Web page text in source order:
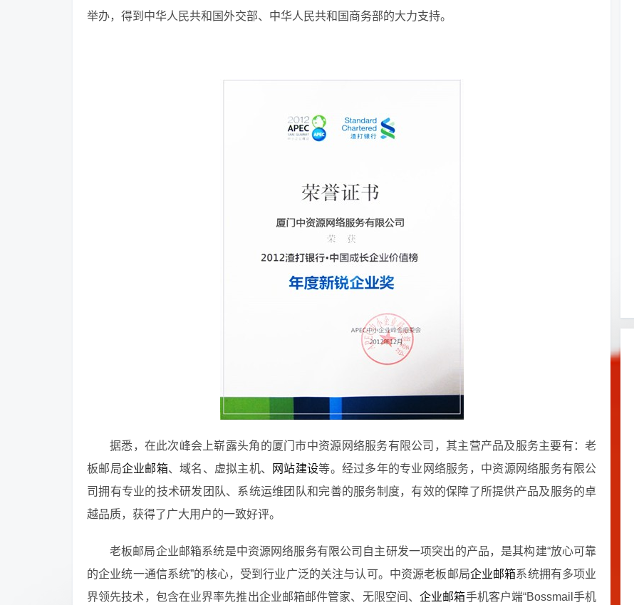
举办，得到中华人民共和国外交部、中华人民共和国商务部的大力支持。
据悉，在此次峰会上崭露头角的厦门市中资源网络服务有限公司，其主营产品及服务主要有：老
板邮局企业邮箱、域名、虚拟主机、 网站建设等。经过多年的专业网络服务，中资源网络服务有限公
司拥有专业的技术研发团队、系统运维团队和完善的服务制度，有效的保障了所提供产品及服务的卓
越品质，获得了广大用户的一致好评。
老板邮局企业邮箱系统是中资源网络服务有限公司自主研发一项突出的产品，是其构建“放心可靠
的企业统一通信系统”的核心，受到行业广泛的关注与认可。中资源老板邮局企业邮箱系统拥有多项业
界领先技术，包含在业界率先推出企业邮箱邮件管家、无限空间、企业邮箱手机客户端“Bossmail手机